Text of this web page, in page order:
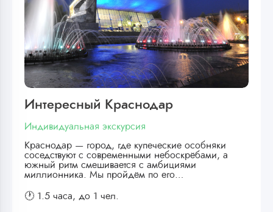
Интересный Краснодар
Индивидуальная экскурсия
Краснодар — город, где купеческие особняки
соседствуют с современными небоскрёбами, а
южный ритм смешивается с амбициями
миллионника. Мы пройдём по его…
🕐 1.5 часа, до 1 чел.